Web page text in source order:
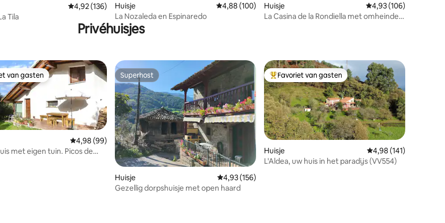
Gemiddelde beoordeling van 4,92 uit 5, 136 recensies
4,92 (136)
Tila
Huisje Gemiddelde beoordeling van 4,88 uit 5, 100 recensies
4,88 (100)
La Nozaleda en Espinaredo
Huisje Gemiddelde
4,93 (106)
La Casina de la Rondiella met omheinde
Privéhuisjes
van gasten
van gasten
Gemiddelde beoordeling van 4,98 uit 5, 99 recensies
4,98 (99)
met eigen tuin. Picos de
Superhost
Superhost
Huisje Gemiddelde beoordeling van 4,93 uit 5, 156 recensies
4,93 (156)
Gezellig dorpshuisje met open haard
Topfavoriet van gasten
Favoriet van gasten
Huisje Gemiddelde
4,98 (141)
L'Aldea, uw huis in het paradijs (VV554)